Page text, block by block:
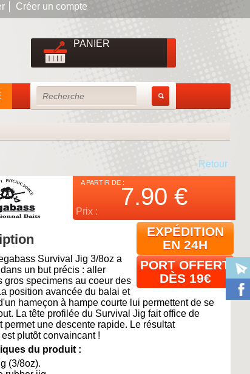
PANIER
Créer un compte
Retour
A PARTIR DE :
7.90 €
Prix :
EXPÉDITION
EN 24H
PORT OFFERT
DÈS 19€
Survival Jig 3/8oz a
un but précis : aller
gros specimens au coeur des
position avancée du balai et
hameçon à hampe courte lui permettent de se
La tête profilée du Survival Jig fait office de
permet une descente rapide. Le résultat
plutôt convaincant !
du produit :
(3/8oz).